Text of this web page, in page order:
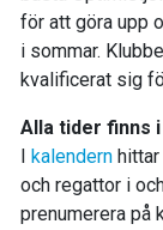
för att göra upp
i sommar.
kvalificerat sig
Alla tider finns
I kalendern hittar
och regattor i
prenumerera på